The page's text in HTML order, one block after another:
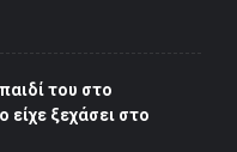
του στο
είχε ξεχάσει στο